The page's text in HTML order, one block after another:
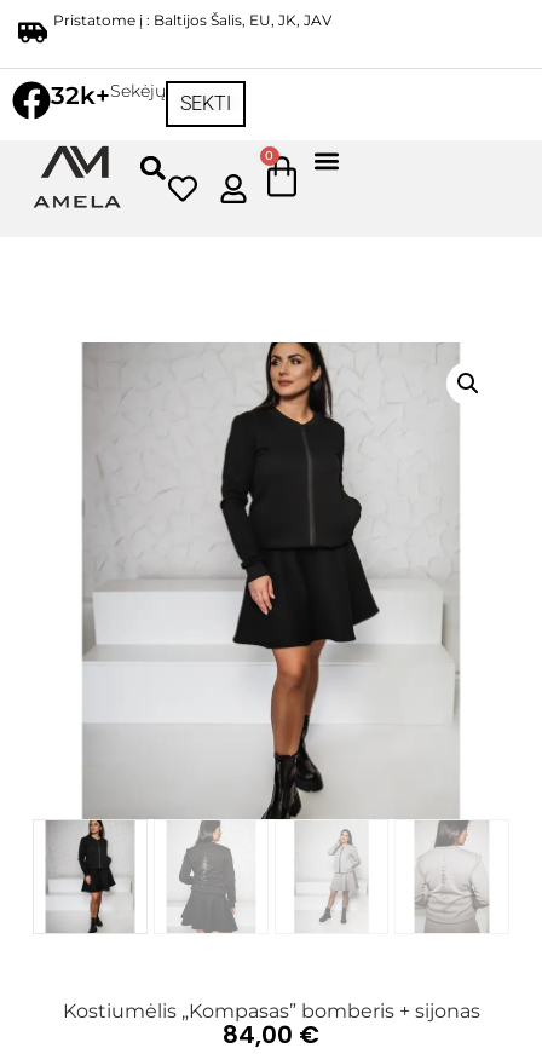
Pristatome į : Baltijos Šalis, EU, JK, JAV
32k+Sekėjų
SEKTI
0
Kostiumėlis „Kompasas” bomberis + sijonas
84,00 €